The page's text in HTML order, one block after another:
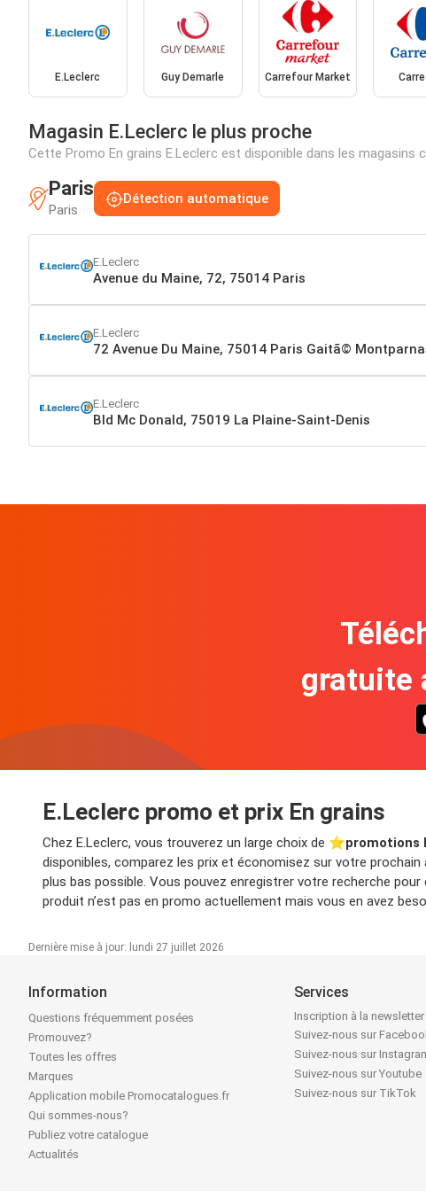
E.Leclerc Guy Demarle Carrefour Market
Magasin E.Leclerc le plus proche
Cette Promo En grains E.Leclerc est disponible dans les
Paris
Paris
Détection automatique
E.Leclerc
Avenue du Maine, 72, 75014 Paris
E.Leclerc
72 Avenue Du Maine, 75014 Paris Gaitã©
E.Leclerc
Bld Mc Donald, 75019 La Plaine-Saint-Denis
gratuite
E.Leclerc promo et prix En grains
Chez E.Leclerc, vous trouverez un large choix de ⭐️promotions
disponibles, comparez les prix et économisez sur votre
plus bas possible. Vous pouvez enregistrer votre recherche
produit n’est pas en promo actuellement mais vous en avez
Dernière mise à jour: lundi 27 juillet 2026
Information
Questions fréquemment posées
Promouvez?
Toutes les offres
Marques
Application mobile Promocatalogues.fr
Qui sommes-nous?
Publiez votre catalogue
Actualités
Services
Inscription à la newsletter
Suivez-nous sur
Suivez-nous sur
Suivez-nous sur Youtube
Suivez-nous sur TikTok